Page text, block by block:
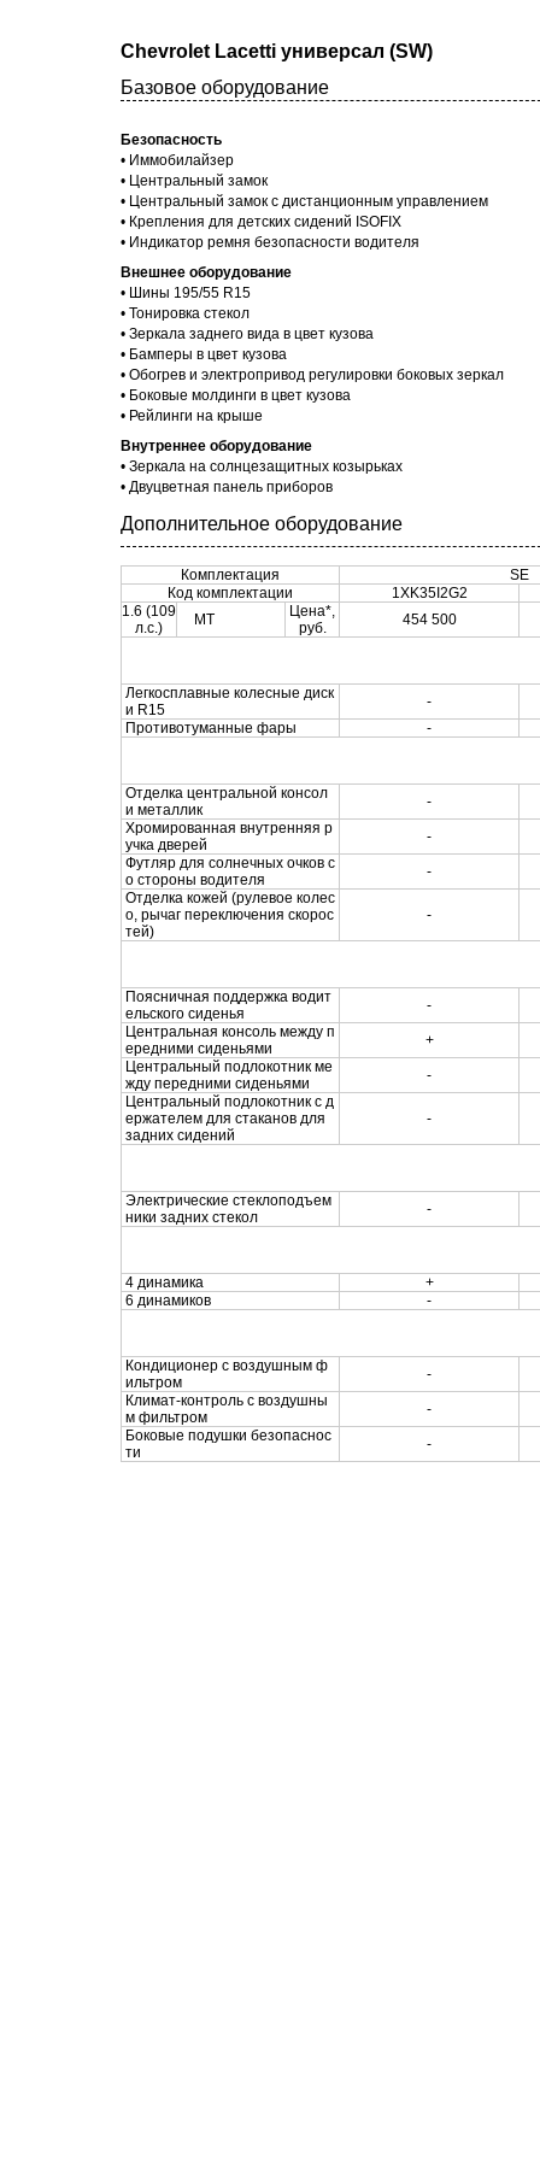
Chevrolet Lacetti универсал (SW)
Базовое оборудование
Безопасность
• Иммобилайзер
• Центральный замок
• Центральный замок c дистанционным управлением
• Крепления для детских сидений ISOFIX
• Индикатор ремня безопасности водителя
Внешнее оборудование
• Шины 195/55 R15
• Тонировка стекол
• Зеркала заднего вида в цвет кузова
• Бамперы в цвет кузова
• Обогрев и электропривод регулировки боковых зеркал
• Боковые молдинги в цвет кузова
• Рейлинги на крыше
Внутреннее оборудование
• Зеркала на солнцезащитных козырьках
• Двуцветная панель приборов
Дополнительное оборудование
Комплектация
SE
Код комплектации
1XK35I2G2
1.6 (109
л.с.)
МТ
Цена*,
руб.
454 500
Легкосплавные колесные диск
и R15
-
Противотуманные фары
-
Отделка центральной консол
и металлик
-
Хромированная внутренняя р
учка дверей
-
Футляр для солнечных очков с
о стороны водителя
-
Отделка кожей (рулевое колес
о, рычаг переключения скорос
тей)
-
Поясничная поддержка водит
ельского сиденья
-
Центральная консоль между п
ередними сиденьями
+
Центральный подлокотник ме
жду передними сиденьями
-
Центральный подлокотник с д
ержателем для стаканов для
задних сидений
-
Электрические стеклоподъем
ники задних стекол
-
4 динамика
+
6 динамиков
-
Кондиционер с воздушным ф
ильтром
-
Климат-контроль с воздушны
м фильтром
-
Боковые подушки безопаснос
ти
-